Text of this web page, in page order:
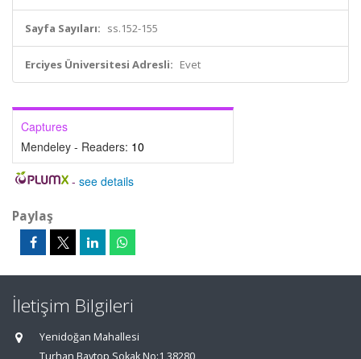
Sayfa Sayıları: ss.152-155
Erciyes Üniversitesi Adresli: Evet
Captures
Mendeley - Readers: 10
- see details
Paylaş
İletişim Bilgileri
Yenidoğan Mahallesi
Turhan Baytop Sokak No:1 38280